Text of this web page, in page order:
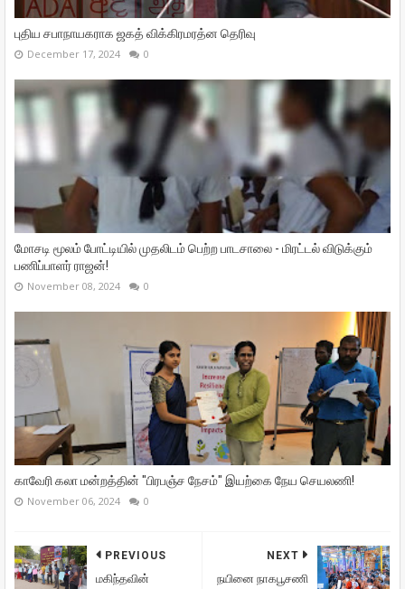
புதிய சபாநாயகராக ஜகத் விக்கிரமரத்ன தெரிவு
December 17, 2024 0
மோசடி மூலம் போட்டியில் முதலிடம் பெற்ற பாடசாலை - மிரட்டல் விடுக்கும்
பணிப்பாளர் ராஜன்!
November 08, 2024 0
காவேரி கலா மன்றத்தின் "பிரபஞ்ச நேசம்" இயற்கை நேய செயலணி!
November 06, 2024 0
NEXT
நயினை நாகபூசணி
PREVIOUS
மகிந்தவின்